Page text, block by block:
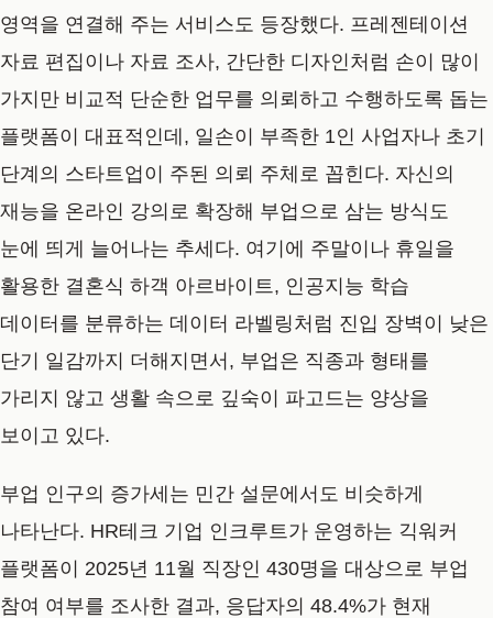
영역을 연결해 주는 서비스도 등장했다. 프레젠테이션
자료 편집이나 자료 조사, 간단한 디자인처럼 손이 많이
가지만 비교적 단순한 업무를 의뢰하고 수행하도록 돕는
플랫폼이 대표적인데, 일손이 부족한 1인 사업자나 초기
단계의 스타트업이 주된 의뢰 주체로 꼽힌다. 자신의
재능을 온라인 강의로 확장해 부업으로 삼는 방식도
눈에 띄게 늘어나는 추세다. 여기에 주말이나 휴일을
활용한 결혼식 하객 아르바이트, 인공지능 학습
데이터를 분류하는 데이터 라벨링처럼 진입 장벽이 낮은
단기 일감까지 더해지면서, 부업은 직종과 형태를
가리지 않고 생활 속으로 깊숙이 파고드는 양상을
보이고 있다.
부업 인구의 증가세는 민간 설문에서도 비슷하게
나타난다. HR테크 기업 인크루트가 운영하는 긱워커
플랫폼이 2025년 11월 직장인 430명을 대상으로 부업
참여 여부를 조사한 결과, 응답자의 48.4%가 현재